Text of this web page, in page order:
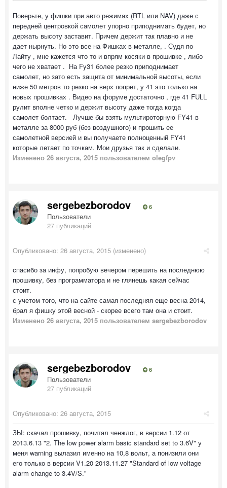
Поверьте, у фишки при авто режимах (RTL или NAV) даже с
передней центровкой самолет упорно приподнимать будет, но
держать высоту заставит. Причем держит так плавно и не
дает нырнуть. Но это все на Фишках в металле, . Судя по
Лайту , мне кажется что то и впрям косяки в прошивке , либо
чего не хватает . На Fy31 более резко приподнимает
самолет, но зато есть защита от минимальной высоты, если
ниже 50 метров то резко на верх попрет, у 41 это только на
новых прошивках . Видео на форуме достаточно , где 41 FULL
рулит вполне четко и держит высоту даже тогда когда
самолет болтает. Лучше бы взять мультироторную FY41 в
металле за 8000 руб (без воздушного) и прошить ее
самолетной версией и вы получаете полноценный FY41
которые летает по точкам. Мои друзья так и сделали.
Изменено 26 августа, 2015 пользователем olegfpv
sergebezborodov 6
Пользователи
27 публикаций
Опубликовано: 26 августа, 2015 (изменено)
спасибо за инфу, попробую вечером перешить на последнюю
прошивку, без программатора и не глянешь какая сейчас
стоит.
с учетом того, что на сайте самая последняя еще весна 2014,
брал я фишку этой весной - скорее всего там она и стоит.
Изменено 26 августа, 2015 пользователем sergebezborodov
sergebezborodov 6
Пользователи
27 публикаций
Опубликовано: 26 августа, 2015
ЗЫ: скачал прошивку, почитал ченжлог, в версии 1.12 от
2013.6.13 "2. The low power alarm basic standard set to 3.6V" у
меня warning вылазил именно на 10,8 вольт, а понизили они
его только в версии V1.20 2013.11.27 "Standard of low voltage
alarm change to 3.4V/S."